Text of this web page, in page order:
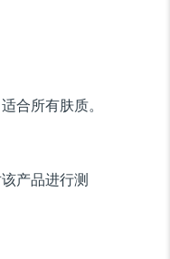
合所有肤质。
产品进行测